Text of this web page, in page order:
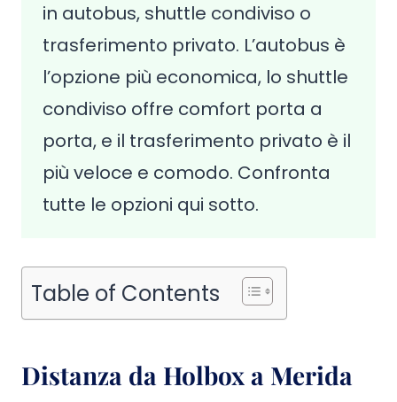
in autobus, shuttle condiviso o
trasferimento privato. L’autobus è
l’opzione più economica, lo shuttle
condiviso offre comfort porta a
porta, e il trasferimento privato è il
più veloce e comodo. Confronta
tutte le opzioni qui sotto.
Table of Contents
Distanza da Holbox a Merida